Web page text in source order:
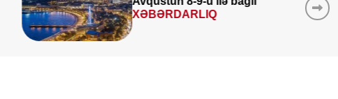
MARAQLI
layihə icra edilib